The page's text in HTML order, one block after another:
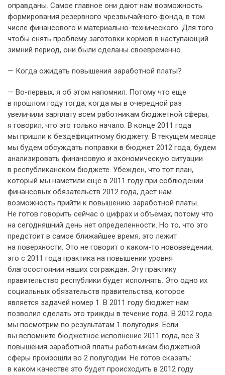
оправданы. Самое главное они дают нам возможность
формирования резервного чрезвычайного фонда, в том
числе финансового и материально-технического. Для того
чтобы снять проблему заготовки кормов в наступающий
зимний период, они были сделаны своевременно.
— Когда ожидать повышения заработной платы?
— Во-первых, я об этом напомнил. Потому что еще
в прошлом году тогда, когда мы в очередной раз
увеличили зарплату всем работникам бюджетной сферы,
я говорил, что это только начало. В конце 2011 года
мы пришли к бездефицитному бюджету. В текущем месяце
мы будем обсуждать поправки в бюджет 2012 года, будем
анализировать финансовую и экономическую ситуации
в республиканском бюджете. Убежден, что тот план,
который мы наметили еще в 2011 году при соблюдении
финансовых обязательств 2012 года, даст нам
возможность прийти к повышению заработной платы.
Не готов говорить сейчас о цифрах и объемах, потому что
на сегодняшний день нет определенности. Но то, что это
предстоит в самое ближайшее время, это лежит
на поверхности. Это не говорит о каком-то нововведении,
это с 2011 года практика на повышении уровня
благосостоянии наших сограждан. Эту практику
правительство республики будет исполнять. Это одно их
социальных обязательств правительства, которое
является задачей номер 1. В 2011 году бюджет нам
позволил сделать это трижды в течение года. В 2012 года
мы посмотрим по результатам 1 полугодия. Если
вы вспомните бюджетное исполнение 2011 года, все 3
повышения заработной платы работникам бюджетной
сферы произошли во 2 полугодии. Не готов сказать:
в каком качестве это будет происходить в 2012 году.